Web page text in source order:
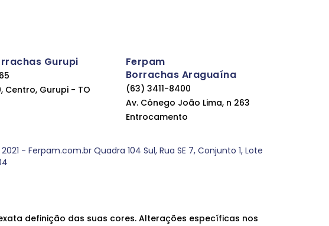
Gurupi
Centro, Gurupi - TO
Ferpam
Borrachas Araguaína
(63) 3411-8400
Av. Cônego João Lima, n 263
Entrocamento
2021 - Ferpam.com.br Quadra 104 Sul, Rua SE 7, Conjunto 1, Lote
definição das suas cores. Alterações específicas nos